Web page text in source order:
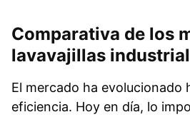
Comparativa de los
lavavajillas
El mercado ha evolucionado
eficiencia. Hoy en día, lo